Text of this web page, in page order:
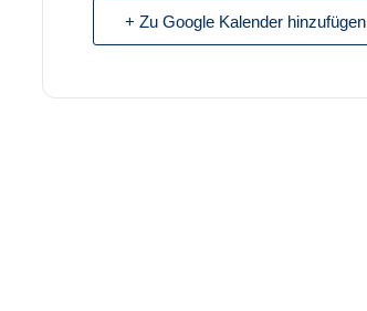
+ Zu Google Kalender hinzufügen